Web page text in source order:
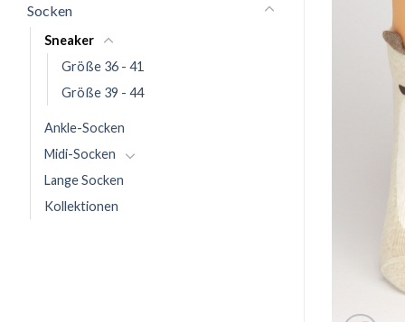
Socken
Sneaker
Größe 36 - 41
Größe 39 - 44
Ankle-Socken
Midi-Socken
Lange Socken
Kollektionen